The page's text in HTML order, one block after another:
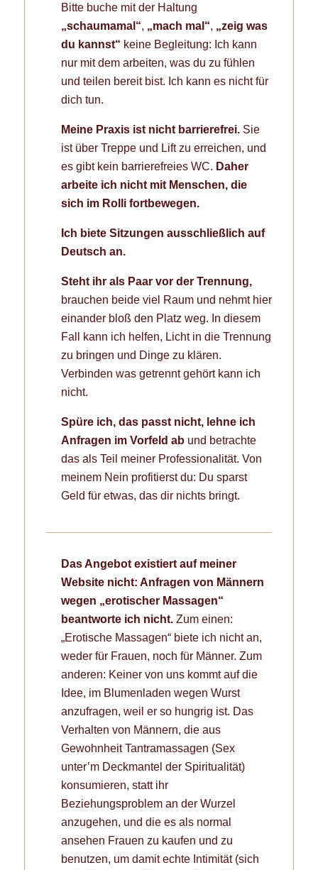
Bitte buche mit der Haltung
„schaumamal“, „mach mal“, „zeig was
du kannst“ keine Begleitung: Ich kann
nur mit dem arbeiten, was du zu fühlen
und teilen bereit bist. Ich kann es nicht für
dich tun.
Meine Praxis ist nicht barrierefrei.Sie
ist über Treppe und Lift zu erreichen, und
es gibt kein barrierefreies WC. Daher
arbeite ich nicht mit Menschen, die
sich im Rolli fortbewegen.
Ich biete Sitzungen ausschließlich auf
Deutsch an.
Steht ihr als Paar vor der Trennung,
brauchen beide viel Raum und nehmt hier
einander bloß den Platz weg. In diesem
Fall kann ich helfen, Licht in die Trennung
zu bringen und Dinge zu klären.
Verbinden was getrennt gehört kann ich
nicht.
Spüre ich, das passt nicht, lehne ich
Anfragen im Vorfeld ab und betrachte
das als Teil meiner Professionalität. Von
meinem Nein profitierst du: Du sparst
Geld für etwas, das dir nichts bringt.
Das Angebot existiert auf meiner
Website nicht: Anfragen von Männern
wegen „erotischer Massagen“
beantworte ich nicht. Zum einen:
„Erotische Massagen“ biete ich nicht an,
weder für Frauen, noch für Männer. Zum
anderen: Keiner von uns kommt auf die
Idee, im Blumenladen wegen Wurst
anzufragen, weil er so hungrig ist. Das
Verhalten von Männern, die aus
Gewohnheit Tantramassagen (Sex
unter’m Deckmantel der Spiritualität)
konsumieren, statt ihr
Beziehungsproblem an der Wurzel
anzugehen, und die es als normal
ansehen Frauen zu kaufen und zu
benutzen, um damit echte Intimität (sich